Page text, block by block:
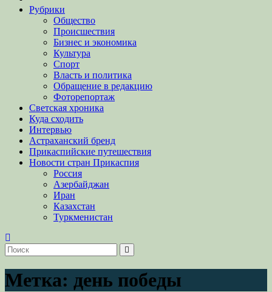
Рубрики
Общество
Происшествия
Бизнес и экономика
Культура
Спорт
Власть и политика
Обращение в редакцию
Фоторепортаж
Светская хроника
Куда сходить
Интервью
Астраханский бренд
Прикаспийские путешествия
Новости стран Прикаспия
Россия
Азербайджан
Иран
Казахстан
Туркменистан
Метка: день победы